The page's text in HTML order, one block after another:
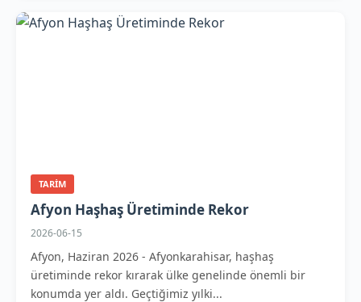
TARIM
Afyon Haşhaş Üretiminde Rekor
2026-06-15
Afyon, Haziran 2026 - Afyonkarahisar, haşhaş
üretiminde rekor kırarak ülke genelinde önemli bir
konumda yer aldı. Geçtiğimiz yılki...